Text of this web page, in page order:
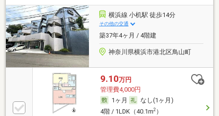
横浜線 小机駅 徒歩14分
その他の交通
築37年4ヶ月 / 4階建
神奈川県横浜市港北区鳥山町
9.10万円
管理費4,000円
1ヶ月
なし(1ヶ月)
4階 / 1LDK（40.1m2）